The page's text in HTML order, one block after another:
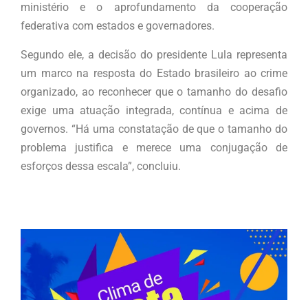
ministério e o aprofundamento da cooperação
federativa com estados e governadores.
Segundo ele, a decisão do presidente Lula representa
um marco na resposta do Estado brasileiro ao crime
organizado, ao reconhecer que o tamanho do desafio
exige uma atuação integrada, contínua e acima de
governos. “Há uma constatação de que o tamanho do
problema justifica e merece uma conjugação de
esforços dessa escala”, concluiu.